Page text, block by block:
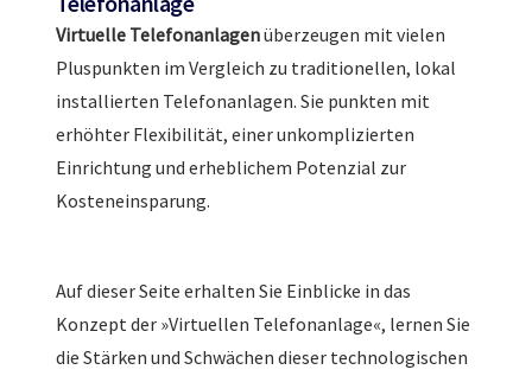
Virtuelle Telefonanlagenüberzeugen mit vielen
Pluspunkten im Vergleich zu traditionellen, lokal
installierten Telefonanlagen. Sie punkten mit
erhöhter Flexibilität, einer unkomplizierten
Einrichtung und erheblichem Potenzial zur
Kosteneinsparung.
Auf dieser Seite erhalten Sie Einblicke in das
Konzept der »Virtuellen Telefonanlage«, lernen Sie
die Stärken und Schwächen dieser technologischen